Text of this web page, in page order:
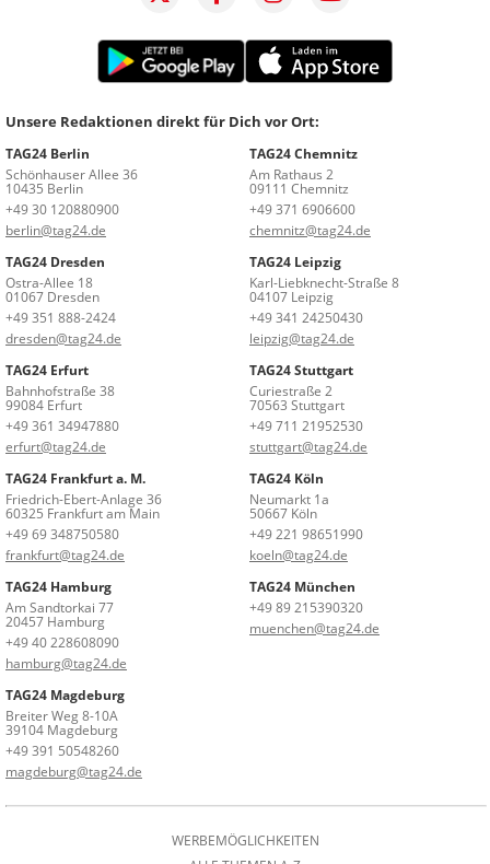
Unsere Redaktionen direkt für Dich vor Ort:
TAG24 Berlin
Schönhauser Allee 36
10435 Berlin
+49 30 120880900
berlin@tag24.de
TAG24 Chemnitz
Am Rathaus 2
09111 Chemnitz
+49 371 6906600
chemnitz@tag24.de
TAG24 Dresden
Ostra-Allee 18
01067 Dresden
+49 351 888-2424
dresden@tag24.de
TAG24 Leipzig
Karl-Liebknecht-Straße 8
04107 Leipzig
+49 341 24250430
leipzig@tag24.de
TAG24 Erfurt
Bahnhofstraße 38
99084 Erfurt
+49 361 34947880
erfurt@tag24.de
TAG24 Stuttgart
Curiestraße 2
70563 Stuttgart
+49 711 21952530
stuttgart@tag24.de
TAG24 Frankfurt a. M.
Friedrich-Ebert-Anlage 36
60325 Frankfurt am Main
+49 69 348750580
frankfurt@tag24.de
TAG24 Köln
Neumarkt 1a
50667 Köln
+49 221 98651990
koeln@tag24.de
TAG24 Hamburg
Am Sandtorkai 77
20457 Hamburg
+49 40 228608090
hamburg@tag24.de
TAG24 München
+49 89 215390320
muenchen@tag24.de
TAG24 Magdeburg
Breiter Weg 8-10A
39104 Magdeburg
+49 391 50548260
magdeburg@tag24.de
WERBEMÖGLICHKEITEN